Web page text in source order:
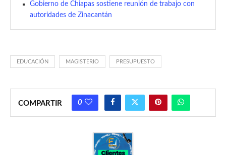
Gobierno de Chiapas sostiene reunión de trabajo con
autoridades de Zinacantán
EDUCACIÓN MAGISTERIO PRESUPUESTO
COMPARTIR 0